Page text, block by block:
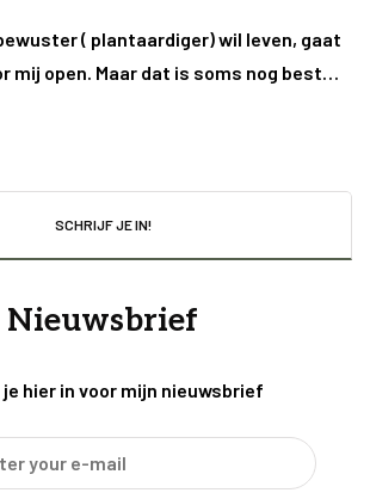
( plantaardiger) wil leven, gaat
mij open. Maar dat is soms nog best…
SCHRIJF JE IN!
Nieuwsbrief
hier in voor mijn nieuwsbrief